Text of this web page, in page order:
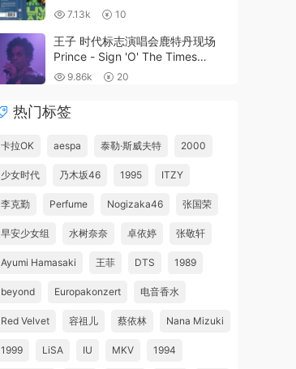
ISO7.79GB)
7.13k 10
王子 时代标志演唱会鹿特丹现场
Prince - Sign 'O' The Times
1987《BDMV 22.5G》
9.86k 20
热门标签
卡拉OK aespa 泰勒·斯威夫特 2000
少女时代 乃木坂46 1995 ITZY
李克勤 Perfume Nogizaka46 张国荣
早安少女组 水树奈奈 卓依婷 张敬轩
Ayumi Hamasaki 王菲 DTS 1989
beyond Europakonzert 电音香水
Red Velvet 容祖儿 蔡依林 Nana Mizuki
1999 LiSA IU MKV 1994